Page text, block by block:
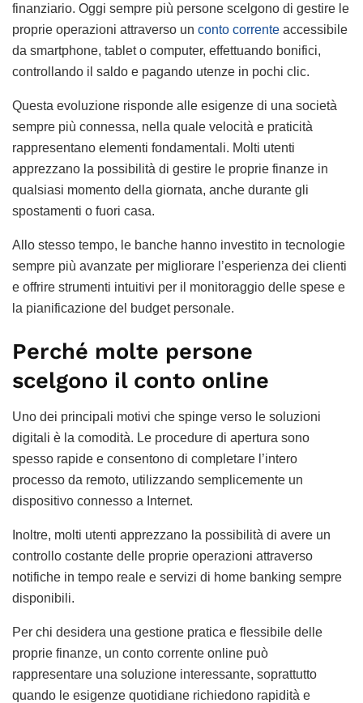
finanziario. Oggi sempre più persone scelgono di gestire le
proprie operazioni attraverso un conto corrente accessibile
da smartphone, tablet o computer, effettuando bonifici,
controllando il saldo e pagando utenze in pochi clic.
Questa evoluzione risponde alle esigenze di una società
sempre più connessa, nella quale velocità e praticità
rappresentano elementi fondamentali. Molti utenti
apprezzano la possibilità di gestire le proprie finanze in
qualsiasi momento della giornata, anche durante gli
spostamenti o fuori casa.
Allo stesso tempo, le banche hanno investito in tecnologie
sempre più avanzate per migliorare l’esperienza dei clienti
e offrire strumenti intuitivi per il monitoraggio delle spese e
la pianificazione del budget personale.
Perché molte persone
scelgono il conto online
Uno dei principali motivi che spinge verso le soluzioni
digitali è la comodità. Le procedure di apertura sono
spesso rapide e consentono di completare l’intero
processo da remoto, utilizzando semplicemente un
dispositivo connesso a Internet.
Inoltre, molti utenti apprezzano la possibilità di avere un
controllo costante delle proprie operazioni attraverso
notifiche in tempo reale e servizi di home banking sempre
disponibili.
Per chi desidera una gestione pratica e flessibile delle
proprie finanze, un conto corrente online può
rappresentare una soluzione interessante, soprattutto
quando le esigenze quotidiane richiedono rapidità e